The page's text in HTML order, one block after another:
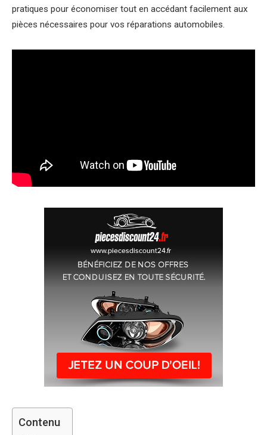
pratiques pour économiser tout en accédant facilement aux
pièces nécessaires pour vos réparations automobiles.
Contenu